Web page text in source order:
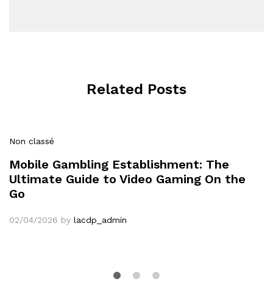
Related Posts
Non classé
Mobile Gambling Establishment: The
Ultimate Guide to Video Gaming On the
Go
02/04/2026 by lacdp_admin